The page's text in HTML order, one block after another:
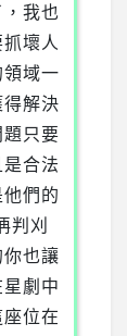
我也
壞人
域一
解決
只要
合法
們的
刈
也讓
劇中
位在